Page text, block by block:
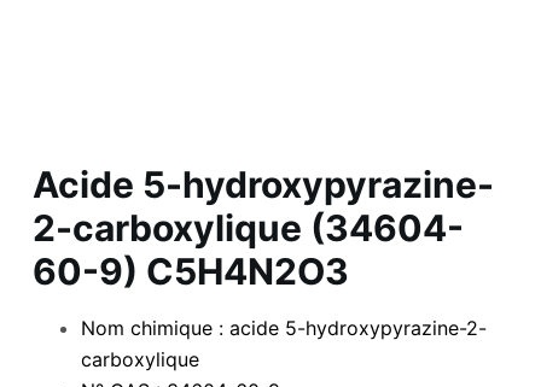
Acide 5-hydroxypyrazine-
2-carboxylique (34604-
60-9) C5H4N2O3
Nom chimique : acide 5-hydroxypyrazine-2-
carboxylique